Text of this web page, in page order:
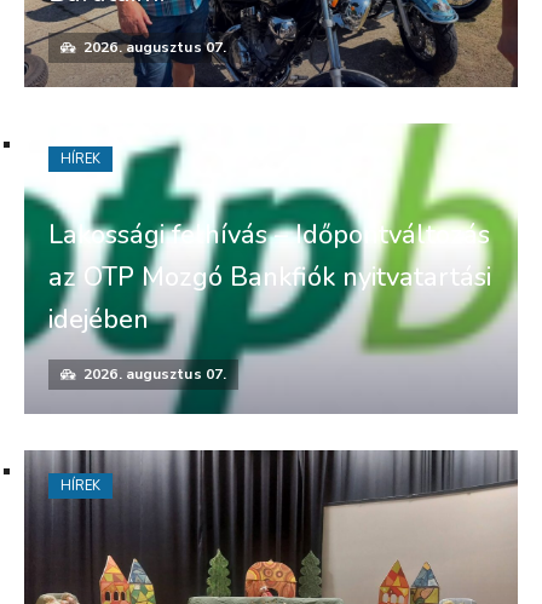
2026. augusztus 07.
Lakossági felhívás – Időpontváltozás
az OTP Mozgó Bankfiók nyitvatartási
idejében
2026. augusztus 07.
HÍREK
HÍREK